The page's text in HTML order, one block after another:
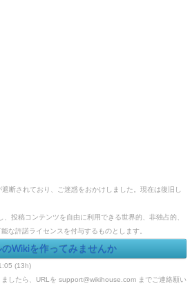
断されており、ご迷惑をおかけしました。現在は復旧し
投稿コンテンツを自由に利用できる世界的、非独占的、
な許諾ライセンスを付与するものとします。
Wikiを作ってみませんか
(13h)
したら、URLを support@wikihouse.com までご連絡願い